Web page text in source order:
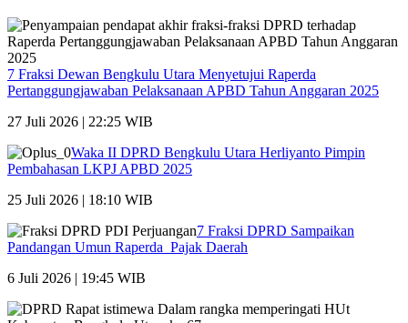
7 Fraksi Dewan Bengkulu Utara Menyetujui Raperda
Pertanggungjawaban Pelaksanaan APBD Tahun Anggaran 2025
27 Juli 2026 | 22:25 WIB
Waka II DPRD Bengkulu Utara Herliyanto Pimpin
Pembahasan LKPJ APBD 2025
25 Juli 2026 | 18:10 WIB
7 Fraksi DPRD Sampaikan
Pandangan Umun Raperda Pajak Daerah
6 Juli 2026 | 19:45 WIB